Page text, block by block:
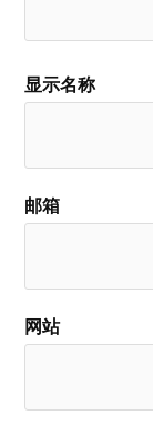
显示名称
邮箱
网站